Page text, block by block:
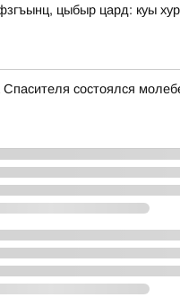
цыбыр цард: куы
состоялся